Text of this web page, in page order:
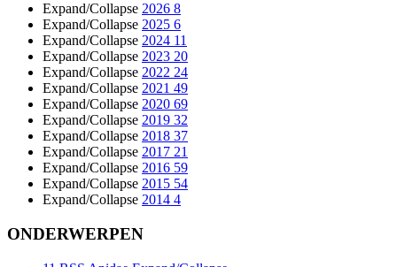
Expand/Collapse 2026 8
Expand/Collapse 2025 6
Expand/Collapse 2024 11
Expand/Collapse 2023 20
Expand/Collapse 2022 24
Expand/Collapse 2021 49
Expand/Collapse 2020 69
Expand/Collapse 2019 32
Expand/Collapse 2018 37
Expand/Collapse 2017 21
Expand/Collapse 2016 59
Expand/Collapse 2015 54
Expand/Collapse 2014 4
ONDERWERPEN